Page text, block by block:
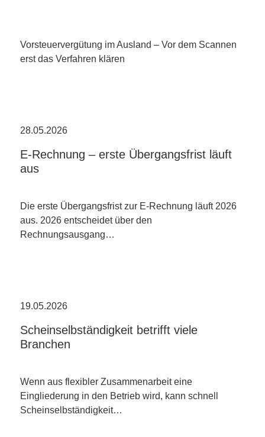
Vorsteuervergütung im Ausland – Vor dem Scannen
erst das Verfahren klären
28.05.2026
E-Rechnung – erste Übergangsfrist läuft
aus
Die erste Übergangsfrist zur E-Rechnung läuft 2026
aus. 2026 entscheidet über den
Rechnungsausgang…
19.05.2026
Scheinselbständigkeit betrifft viele
Branchen
Wenn aus flexibler Zusammenarbeit eine
Eingliederung in den Betrieb wird, kann schnell
Scheinselbständigkeit…